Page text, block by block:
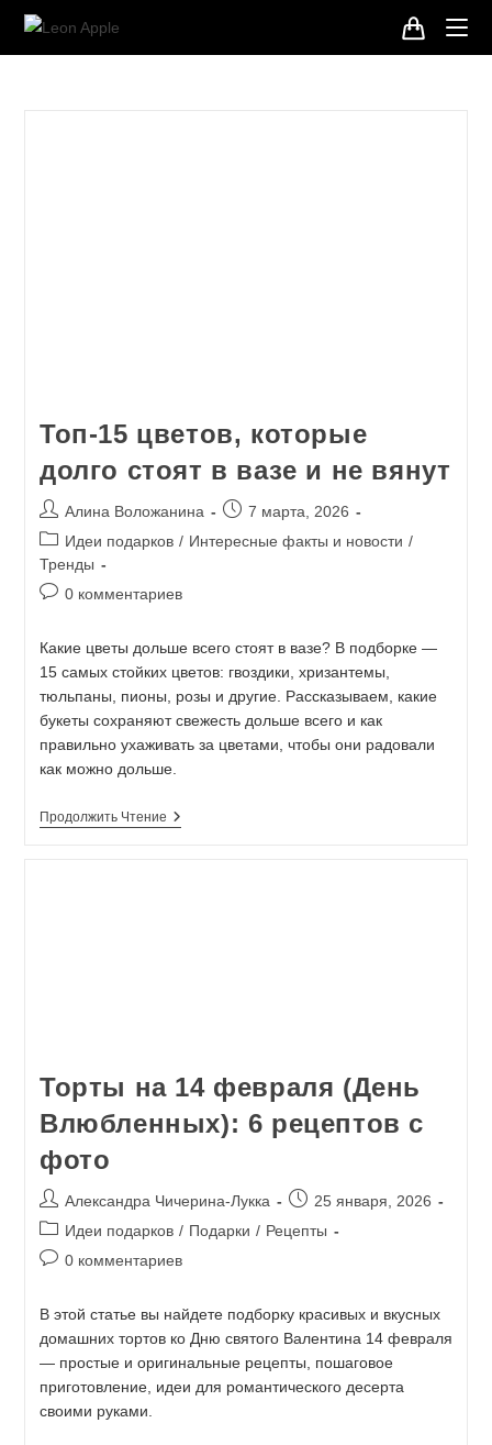
Топ-15 цветов, которые
долго стоят в вазе и не вянут
Алина Воложанина
7 марта, 2026
Идеи подарков / Интересные факты и новости /
Тренды
0 комментариев
Какие цветы дольше всего стоят в вазе? В подборке —
15 самых стойких цветов: гвоздики, хризантемы,
тюльпаны, пионы, розы и другие. Рассказываем, какие
букеты сохраняют свежесть дольше всего и как
правильно ухаживать за цветами, чтобы они радовали
как можно дольше.
Продолжить Чтение
Торты на 14 февраля (День
Влюбленных): 6 рецептов с
фото
Александра Чичерина-Лукка
25 января, 2026
Идеи подарков / Подарки / Рецепты
0 комментариев
В этой статье вы найдете подборку красивых и вкусных
домашних тортов ко Дню святого Валентина 14 февраля
— простые и оригинальные рецепты, пошаговое
приготовление, идеи для романтического десерта
своими руками.